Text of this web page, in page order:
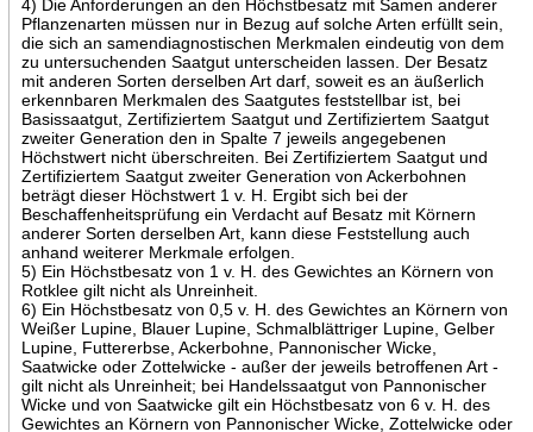
4) Die Anforderungen an den Höchstbesatz mit Samen anderer
Pflanzenarten müssen nur in Bezug auf solche Arten erfüllt sein,
die sich an samendiagnostischen Merkmalen eindeutig von dem
zu untersuchenden Saatgut unterscheiden lassen. Der Besatz
mit anderen Sorten derselben Art darf, soweit es an äußerlich
erkennbaren Merkmalen des Saatgutes feststellbar ist, bei
Basissaatgut, Zertifiziertem Saatgut und Zertifiziertem Saatgut
zweiter Generation den in Spalte 7 jeweils angegebenen
Höchstwert nicht überschreiten. Bei Zertifiziertem Saatgut und
Zertifiziertem Saatgut zweiter Generation von Ackerbohnen
beträgt dieser Höchstwert 1 v. H. Ergibt sich bei der
Beschaffenheitsprüfung ein Verdacht auf Besatz mit Körnern
anderer Sorten derselben Art, kann diese Feststellung auch
anhand weiterer Merkmale erfolgen.
5) Ein Höchstbesatz von 1 v. H. des Gewichtes an Körnern von
Rotklee gilt nicht als Unreinheit.
6) Ein Höchstbesatz von 0,5 v. H. des Gewichtes an Körnern von
Weißer Lupine, Blauer Lupine, Schmalblättriger Lupine, Gelber
Lupine, Futtererbse, Ackerbohne, Pannonischer Wicke,
Saatwicke oder Zottelwicke - außer der jeweils betroffenen Art -
gilt nicht als Unreinheit; bei Handelssaatgut von Pannonischer
Wicke und von Saatwicke gilt ein Höchstbesatz von 6 v. H. des
Gewichtes an Körnern von Pannonischer Wicke, Zottelwicke oder